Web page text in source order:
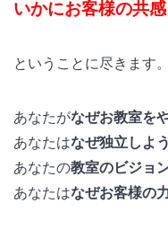
いかにお客様の共感
ということに尽きます。
あなたがなぜお教室を
あなたはなぜ独立しよう
あなたの教室のビジョ
あなたはなぜお客様の